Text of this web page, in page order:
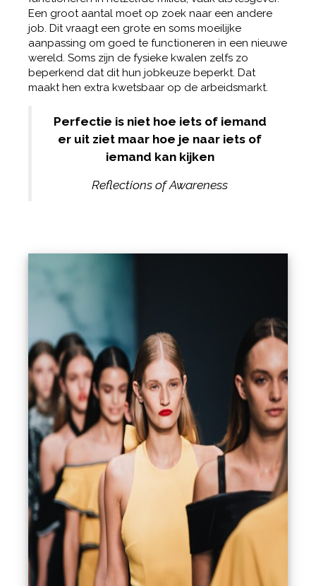
Een groot aantal moet op zoek naar een andere
job. Dit vraagt een grote en soms moeilijke
aanpassing om goed te functioneren in een nieuwe
wereld. Soms zijn de fysieke kwalen zelfs zo
beperkend dat dit hun jobkeuze beperkt. Dat
maakt hen extra kwetsbaar op de arbeidsmarkt.
Perfectie is niet hoe iets of iemand
er uit ziet maar hoe je naar iets of
iemand kan kijken
Reflections of Awareness